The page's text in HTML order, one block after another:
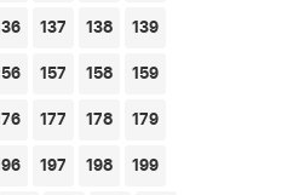
137 138 139
157 158 159
177 178 179
197 198 199